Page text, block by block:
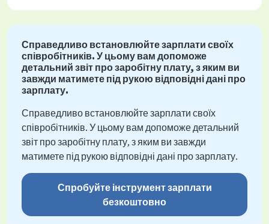
Справедливо встановлюйте зарплати своїх
співробітників. У цьому вам допоможе
детальний звіт про заробітну плату, з яким ви
завжди матимете під рукою відповідні дані про
зарплату.
Справедливо встановлюйте зарплати своїх
співробітників. У цьому вам допоможе детальний
звіт про заробітну плату, з яким ви завжди
матимете під рукою відповідні дані про зарплату.
Спробуйте інструмент зарплати
безкоштовно